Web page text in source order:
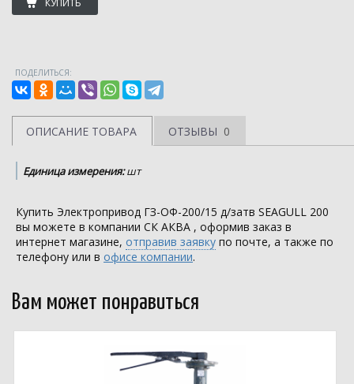
КУПИТЬ
ПОДЕЛИТЬСЯ:
ОПИСАНИЕ ТОВАРА ОТЗЫВЫ 0
Единица измерения:шт
Купить Электропривод ГЗ-ОФ-200/15 д/затв SEAGULL 200
вы можете в компании СК АКВА , оформив заказ в
интернет магазине, отправив заявку по почте, а также по
телефону или в офисе компании.
Вам может понравиться